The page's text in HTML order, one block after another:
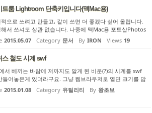
트룸 Lightroom 단축키입니다(맥Mac용)
으로 쓰려고 만들고, 같이 쓰면 더 좋겠다 싶어 올립니다.
서 쓰셔도 상관 없습니다. 나중에 맥Mac용 포토샵Photos
축키도 정리해서 올리겠습니다. 라이트룸Lightroom 단
2015.05.07 Category 문서 By IRON Views 19
스 철도 시계 swf
서 베끼는 바람에 저까지도 알게 된 비운(?)의 시계를 swf
들어놓은게 있더라구요. 그냥 웹브라우저로 열면 크기를 맘
바꿀 수 있는 시계가 나옵니다. 초침은 부드럽게 움직이지
/분침은 매분마다 한번씩 움직이는데 움직일때마다 초침도
2015.01.08 Category 유틸리티 By 왕초보